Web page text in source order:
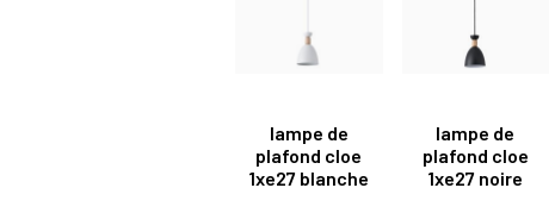
lampe de
plafond cloe
1xe27 blanche
lampe de
plafond cloe
1xe27 noire